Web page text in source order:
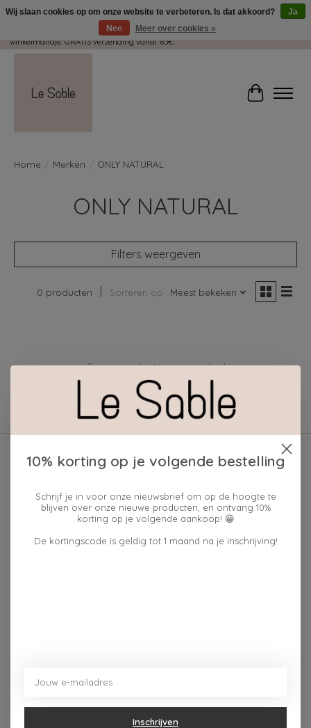
Wij pakken met plezier jouw kadootjes GRATIS in! Duid dit zeker aan in je
winkelmandje. GRATIS verzending vanaf 65€.
Home Merken ONLY NATURAL
ONLY NATURAL
Filters weergeven
0 producten Sorteren op Meest bekeken
Geen producten gevonden!
Wij slaan cookies op om onze website te verbeteren. Is dat akkoord?
Ja
Nee
Meer over cookies »
10% korting op je volgende bestelling
Schrijf je in voor onze nieuwsbrief om op de hoogte te
blijven over onze nieuwe producten, en ontvang 10%
korting op je volgende aankoop! 😀
De kortingscode is geldig tot 1 maand na je inschrijving!
Inschrijven